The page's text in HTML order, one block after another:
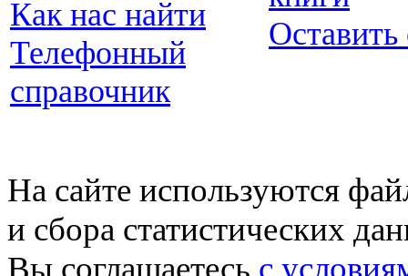
Как нас найти
Телефонный
справочник
Оставить
На сайте используются
и сбора статистических
Вы соглашаетесь с